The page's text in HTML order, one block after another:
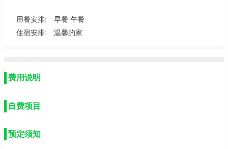
用餐安排:
早餐 午餐
住宿安排:
温馨的家
费用说明
自费项目
预定须知